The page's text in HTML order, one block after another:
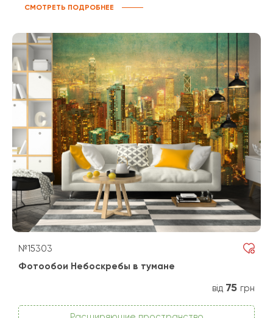
СМОТРЕТЬ ПОДРОБНЕЕ
№15303
Фотообои Небоскребы в тумане
від 75 грн